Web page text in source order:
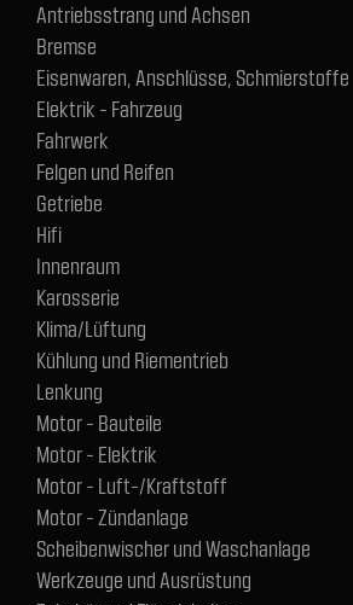
Antriebsstrang und Achsen
Bremse
Eisenwaren, Anschlüsse, Schmierstoffe
Elektrik - Fahrzeug
Fahrwerk
Felgen und Reifen
Getriebe
Hifi
Innenraum
Karosserie
Klima/Lüftung
Kühlung und Riementrieb
Lenkung
Motor - Bauteile
Motor - Elektrik
Motor - Luft-/Kraftstoff
Motor - Zündanlage
Scheibenwischer und Waschanlage
Werkzeuge und Ausrüstung